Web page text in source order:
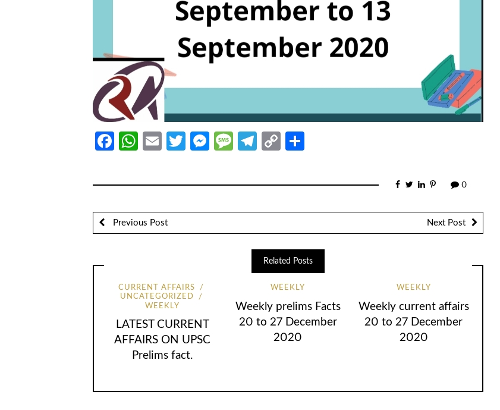
Facebook
WhatsApp
EmailTwitter
Messenger
Message
Telegram
Copy
0
Previous Post Next Post
Related Posts
CURRENT AFFAIRS
UNCATEGORIZED
WEEKLY
LATEST CURRENT
AFFAIRS ON UPSC
Prelims fact.
WEEKLY
Weekly prelims Facts
20 to 27 December
2020
WEEKLY
Weekly current affairs
20 to 27 December
2020